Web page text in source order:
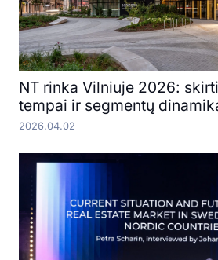
NT rinka Vilniuje 2026:
tempai ir segmentų
2026.04.02